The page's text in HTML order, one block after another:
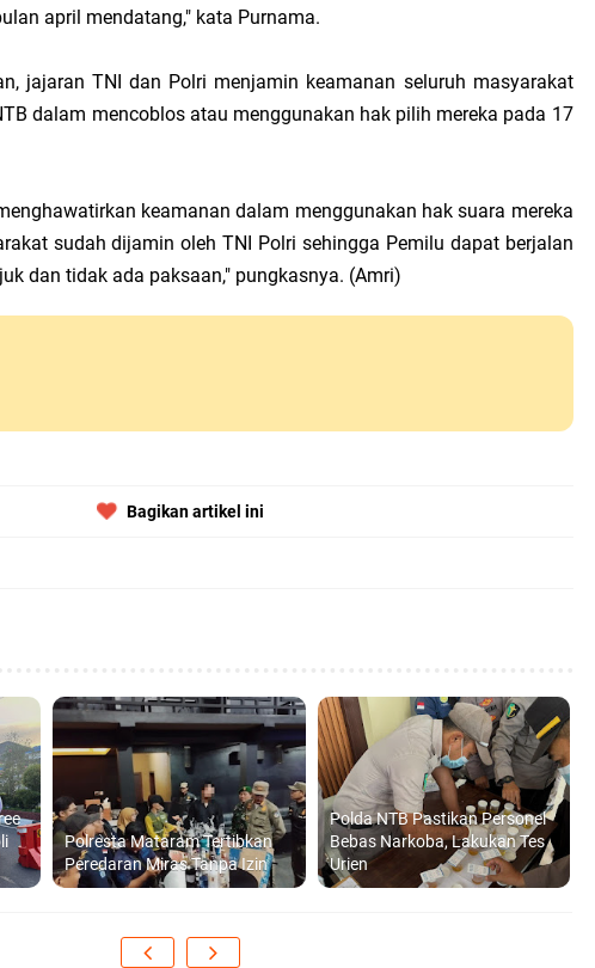
Sandubaya Kawal Prosesi Ngaben di Cilinaya
NTB Pimpin Patroli Rinjani Presisi di Wilayah Lombok Tengah
april mendatang," kata Purnama.
jajaran TNI dan Polri menjamin keamanan seluruh masyarakat
dalam mencoblos atau menggunakan hak pilih mereka pada 17
keamanan dalam menggunakan hak suara mereka
sudah dijamin oleh TNI Polri sehingga Pemilu dapat berjalan
dan tidak ada paksaan," pungkasnya. (Amri)
Bagikan artikel ini
Polresta Mataram Tertibkan
Peredaran Miras Tanpa Izin
Polda NTB Pastikan Personel
Bebas Narkoba, Lakukan Tes
Urien